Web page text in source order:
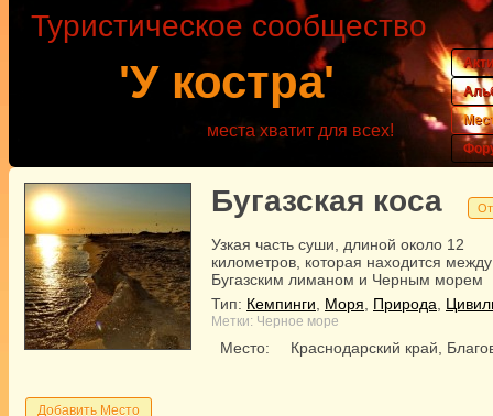
'У костра'
Туристическое сообщество
места хватит для всех!
Бугазская коса
Узкая часть суши, длиной около 12
километров, которая находится между
Бугазским лиманом и Черным морем
Тип: Кемпинги Моря Природа
Метки: Черное море
Место: Краснодарский край,
Добавить Место